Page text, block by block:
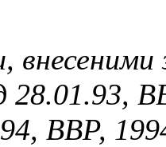
28.01.93,
ВВР,